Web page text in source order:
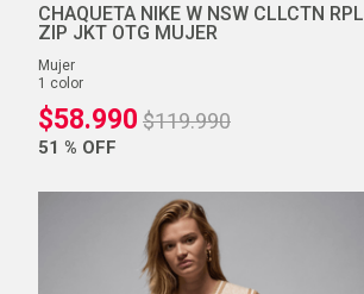
CHAQUETA NIKE W NSW CLLCTN RPL
ZIP JKT OTG MUJER
mujer
1 color
$58.990 $119.990
51 % OFF